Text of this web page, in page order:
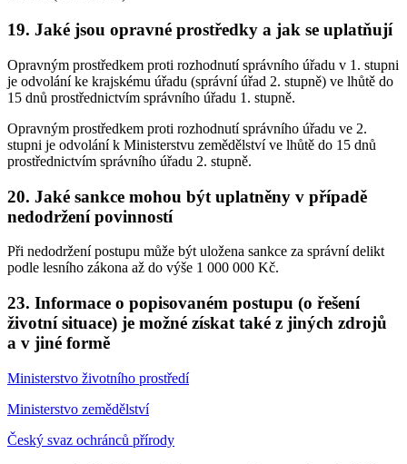
19. Jaké jsou opravné prostředky a jak se uplatňují
Opravným prostředkem proti rozhodnutí správního úřadu v 1. stupni
je odvolání ke krajskému úřadu (správní úřad 2. stupně) ve lhůtě do
15 dnů prostřednictvím správního úřadu 1. stupně.
Opravným prostředkem proti rozhodnutí správního úřadu ve 2.
stupni je odvolání k Ministerstvu zemědělství ve lhůtě do 15 dnů
prostřednictvím správního úřadu 2. stupně.
20. Jaké sankce mohou být uplatněny v případě
nedodržení povinností
Při nedodržení postupu může být uložena sankce za správní delikt
podle lesního zákona až do výše 1 000 000 Kč.
23. Informace o popisovaném postupu (o řešení
životní situace) je možné získat také z jiných zdrojů
a v jiné formě
Ministerstvo životního prostředí
Ministerstvo zemědělství
Český svaz ochránců přírody